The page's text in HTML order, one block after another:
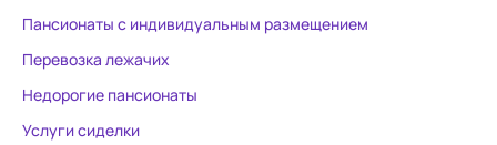
Пансионаты с индивидуальным размещением
Перевозка лежачих
Недорогие пансионаты
Услуги сиделки